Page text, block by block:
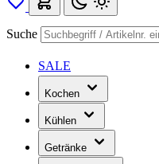
Suche
SALE
Kochen
Kühlen
Getränke